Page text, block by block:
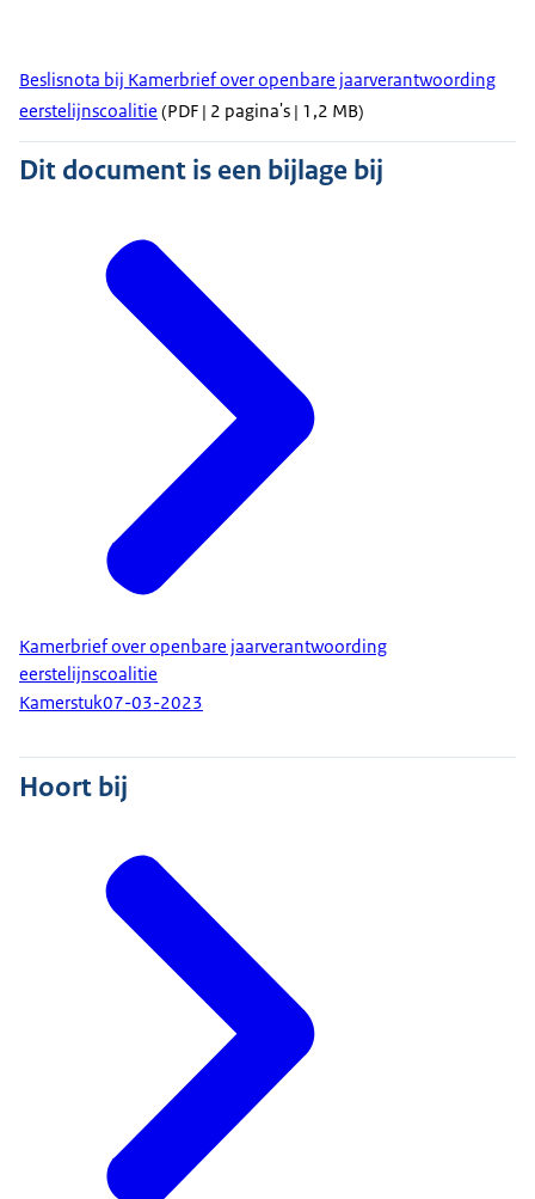
Beslisnota bij Kamerbrief over openbare jaarverantwoording
eerstelijnscoalitie (PDF | 2 pagina's | 1,2 MB)
Dit document is een bijlage bij
Kamerbrief over openbare jaarverantwoording
eerstelijnscoalitie
Kamerstuk07-03-2023
Hoort bij